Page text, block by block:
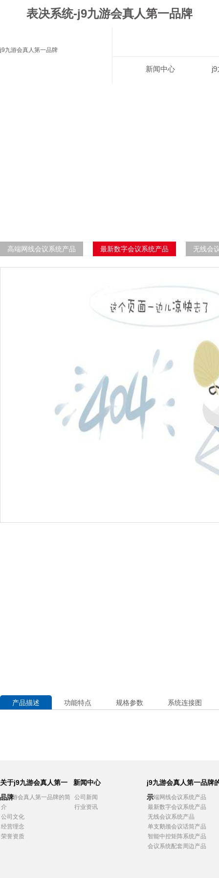
表决系统-j9九游会真人第一品牌
j9九游会真人第一品牌
新闻中心
高端网线会议系统产品 最新数字会议系统产品 无线会
产品描述 功能特点 规格参数 系统连接图
关于j9九游会真人第一
品牌
j9九游会真人第一品牌的简
介
公司文化
经营理念
荣誉资质
新闻中心
公司新闻
行业资讯
j9九游会真人第一品牌
示
高端网线会议系统产品
最新数字会议系统产品
无线会议系统产品
单支鹅颈会议话筒产品
智能中控矩阵系统产品
会议系统配套周边产品